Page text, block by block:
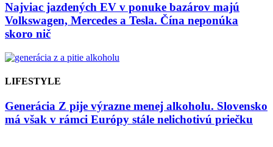
Najviac jazdených EV v ponuke bazárov majú
Volkswagen, Mercedes a Tesla. Čína neponúka
skoro nič
LIFESTYLE
Generácia Z pije výrazne menej alkoholu. Slovensko
má však v rámci Európy stále nelichotivú priečku